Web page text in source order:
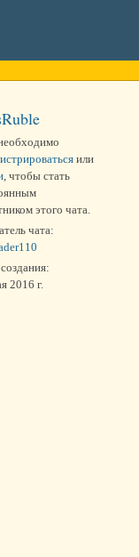
или
, чтобы стать
этого чата.
чата:
2016 г.